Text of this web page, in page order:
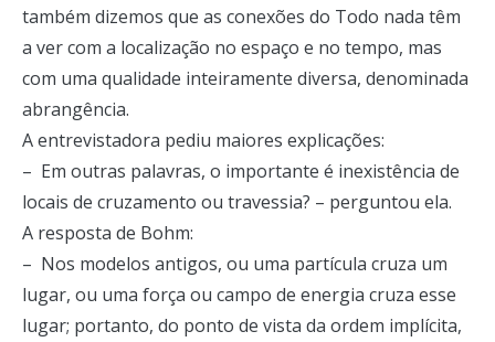
também dizemos que as conexões do Todo nada têm
a ver com a localização no espaço e no tempo, mas
com uma qualidade inteiramente diversa, denominada
abrangência.
A entrevistadora pediu maiores explicações:
– Em outras palavras, o importante é inexistência de
locais de cruzamento ou travessia? – perguntou ela.
A resposta de Bohm:
– Nos modelos antigos, ou uma partícula cruza um
lugar, ou uma força ou campo de energia cruza esse
lugar; portanto, do ponto de vista da ordem implícita,